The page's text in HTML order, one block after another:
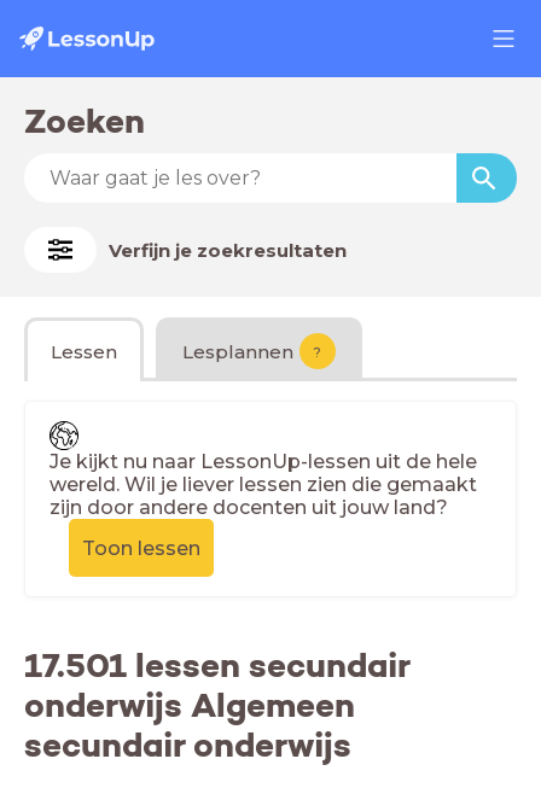
Zoeken
Verfijn je zoekresultaten
Lessen Lesplannen ?
Je kijkt nu naar LessonUp-lessen uit de hele
wereld. Wil je liever lessen zien die gemaakt
zijn door andere docenten uit jouw land?
Toon lessen
17.501 lessen secundair
onderwijs Algemeen
secundair onderwijs